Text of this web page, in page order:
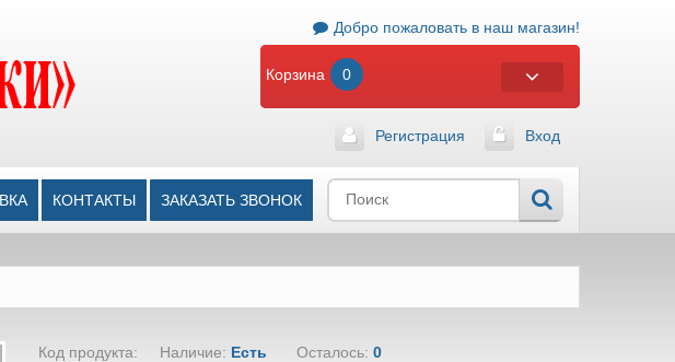
Добро пожаловать в наш магазин!
Корзина 0
Регистрация Вход
ЗАКАЗАТЬ ЗВОНОК
КОНТАКТЫ
Код продукта: Наличие: Есть Осталось: 0